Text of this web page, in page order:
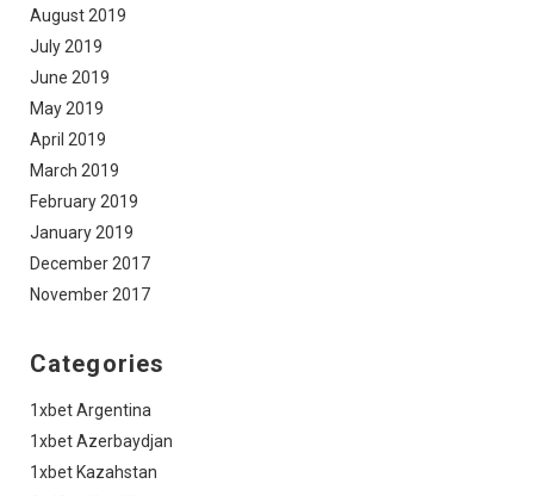
August 2019
July 2019
June 2019
May 2019
April 2019
March 2019
February 2019
January 2019
December 2017
November 2017
Categories
1xbet Argentina
1xbet Azerbaydjan
1xbet Kazahstan